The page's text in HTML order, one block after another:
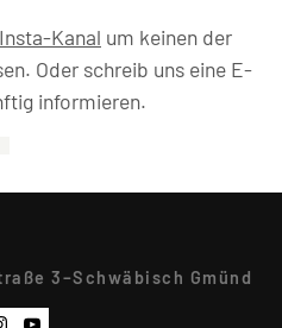
Insta-Kanal um keinen der
Oder schreib uns eine E-
informieren.
3–Schwäbisch Gmünd